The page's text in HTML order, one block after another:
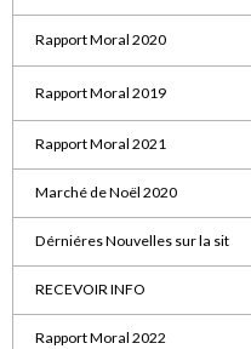
Rapport Moral 2020
Rapport Moral 2019
Rapport Moral 2021
Marché de Noël 2020
Dérniéres Nouvelles sur la sit
RECEVOIR INFO
Rapport Moral 2022